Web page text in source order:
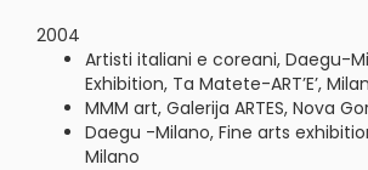
2004
Artisti italiani e coreani, Daegu-
Exhibition, Ta Matete-ART’E’,
MMM art, Galerija ARTES, Nova
Daegu -Milano, Fine arts
Milano